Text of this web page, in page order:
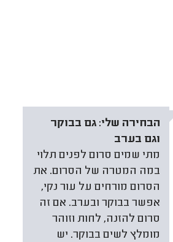
הבחירה שלי: גם בבוקר
וגם בערב
מתי שמים סרום לפנים תלוי
במה המטרה של הסרום. את
הסרום מורחים על עור נקי,
אפשר בבוקר ובערב. אם זה
סרום להזנה, לחות וזוהר
מומלץ לשים בבוקר. יש